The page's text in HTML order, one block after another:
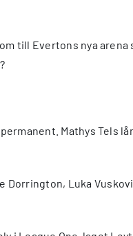
till Evertons nya
Mathys Tels
Luka